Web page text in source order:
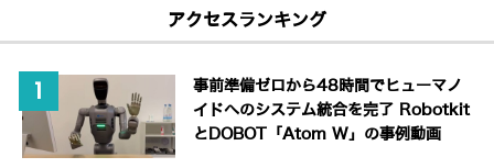
アクセスランキング
事前準備ゼロから48時間でヒューマノ
イドへのシステム統合を完了 Robotkit
とDOBOT「Atom W」の事例動画